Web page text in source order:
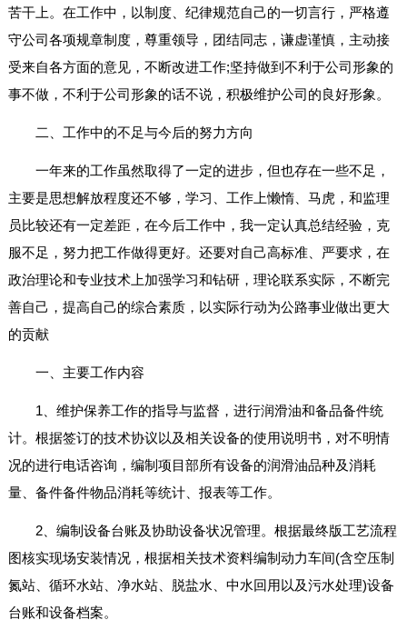
苦干上。在工作中，以制度、纪律规范自己的一切言行，严格遵
守公司各项规章制度，尊重领导，团结同志，谦虚谨慎，主动接
受来自各方面的意见，不断改进工作;坚持做到不利于公司形象的
事不做，不利于公司形象的话不说，积极维护公司的良好形象。
二、工作中的不足与今后的努力方向
一年来的工作虽然取得了一定的进步，但也存在一些不足，
主要是思想解放程度还不够，学习、工作上懒惰、马虎，和监理
员比较还有一定差距，在今后工作中，我一定认真总结经验，克
服不足，努力把工作做得更好。还要对自己高标准、严要求，在
政治理论和专业技术上加强学习和钻研，理论联系实际，不断完
善自己，提高自己的综合素质，以实际行动为公路事业做出更大
的贡献
一、主要工作内容
1、维护保养工作的指导与监督，进行润滑油和备品备件统
计。根据签订的技术协议以及相关设备的使用说明书，对不明情
况的进行电话咨询，编制项目部所有设备的润滑油品种及消耗
量、备件备件物品消耗等统计、报表等工作。
2、编制设备台账及协助设备状况管理。根据最终版工艺流程
图核实现场安装情况，根据相关技术资料编制动力车间(含空压制
氮站、循环水站、净水站、脱盐水、中水回用以及污水处理)设备
台账和设备档案。